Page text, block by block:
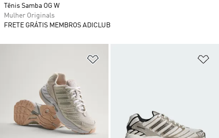
Tênis Samba OG W
Mulher Originals
FRETE GRÁTIS MEMBROS ADICLUB